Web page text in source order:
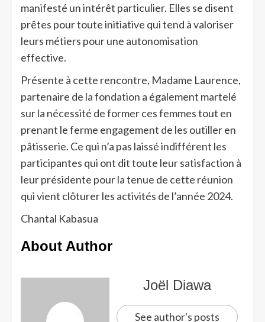
manifesté un intérêt particulier. Elles se disent
prêtes pour toute initiative qui tend à valoriser
leurs métiers pour une autonomisation
effective.
Présente à cette rencontre, Madame Laurence,
partenaire de la fondation a également martelé
sur la nécessité de former ces femmes tout en
prenant le ferme engagement de les outiller en
pâtisserie. Ce qui n’a pas laissé indifférent les
participantes qui ont dit toute leur satisfaction à
leur présidente pour la tenue de cette réunion
qui vient clôturer les activités de l’année 2024.
Chantal Kabasua
About Author
Joël Diawa
See author's posts